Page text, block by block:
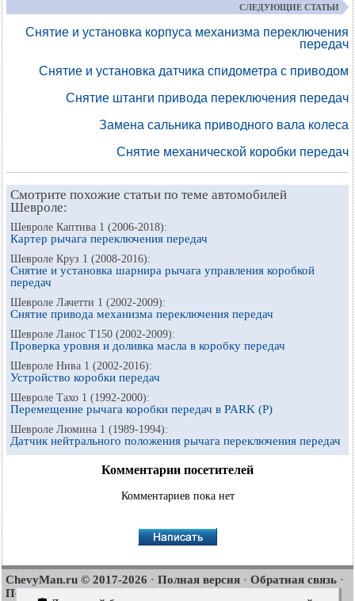
СЛЕДУЮЩИЕ СТАТЬИ
Снятие и установка корпуса механизма переключения
передач
Снятие и установка датчика спидометра с приводом
Снятие штанги привода переключения передач
Замена сальника приводного вала колеса
Снятие механической коробки передач
Смотрите похожие статьи по теме автомобилей
Шевроле:
Шевроле Каптива 1 (2006-2018):
Картер рычага переключения передач
Шевроле Круз 1 (2008-2016):
Снятие и установка шарнира рычага управления коробкой
передач
Шевроле Лачетти 1 (2002-2009):
Снятие привода механизма переключения передач
Шевроле Ланос Т150 (2002-2009):
Проверка уровня и доливка масла в коробку передач
Шевроле Нива 1 (2002-2016):
Устройство коробки передач
Шевроле Тахо 1 (1992-2000):
Перемещение рычага коробки передач в PARK (Р)
Шевроле Люмина 1 (1989-1994):
Датчик нейтрального положения рычага переключения передач
Комментарии посетителей
Комментариев пока нет
ChevyMan.ru © 2017-2026 · Полная версия · Обратная связь ·
Поиск по сайту